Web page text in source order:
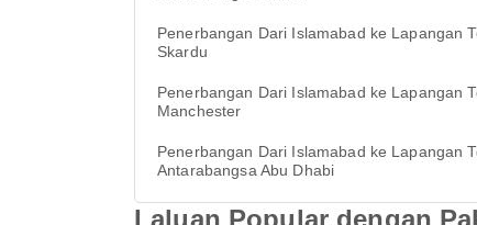
Penerbangan Dari Islamabad ke Lapangan
Skardu
Penerbangan Dari Islamabad ke Lapangan
Manchester
Penerbangan Dari Islamabad ke Lapangan
Antarabangsa Abu Dhabi
Laluan Popular dengan